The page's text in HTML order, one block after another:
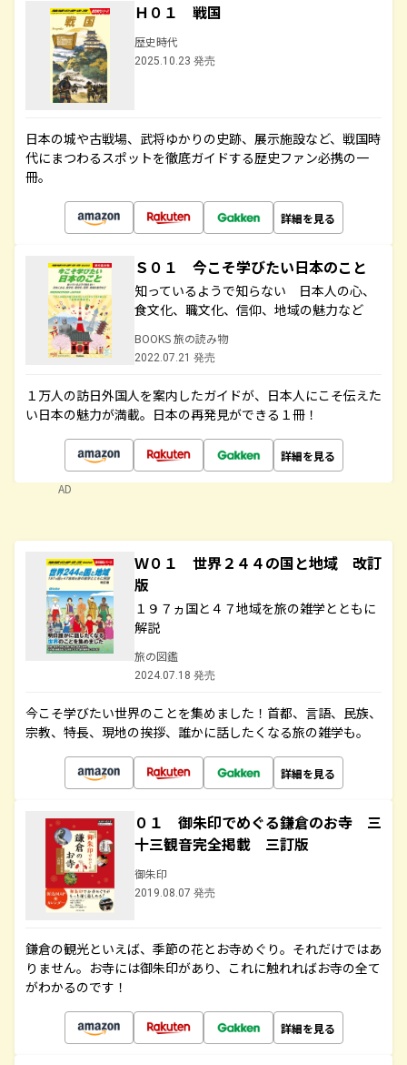
Ｈ０１ 戦国
歴史時代
2025.10.23 発売
日本の城や古戦場、武将ゆかりの史跡、展示施設など、戦国時
代にまつわるスポットを徹底ガイドする歴史ファン必携の一
冊。
詳細を見る
Ｓ０１ 今こそ学びたい日本のこと
知っているようで知らない 日本人の心、
食文化、職文化、信仰、地域の魅力など
BOOKS 旅の読み物
2022.07.21 発売
１万人の訪日外国人を案内したガイドが、日本人にこそ伝えた
い日本の魅力が満載。日本の再発見ができる１冊！
詳細を見る
AD
Ｗ０１ 世界２４４の国と地域 改訂
版
１９７ヵ国と４７地域を旅の雑学とともに
解説
旅の図鑑
2024.07.18 発売
今こそ学びたい世界のことを集めました！首都、言語、民族、
宗教、特長、現地の挨拶、誰かに話したくなる旅の雑学も。
詳細を見る
０１ 御朱印でめぐる鎌倉のお寺 三
十三観音完全掲載 三訂版
御朱印
2019.08.07 発売
鎌倉の観光といえば、季節の花とお寺めぐり。それだけではあ
りません。お寺には御朱印があり、これに触れればお寺の全て
がわかるのです！
詳細を見る